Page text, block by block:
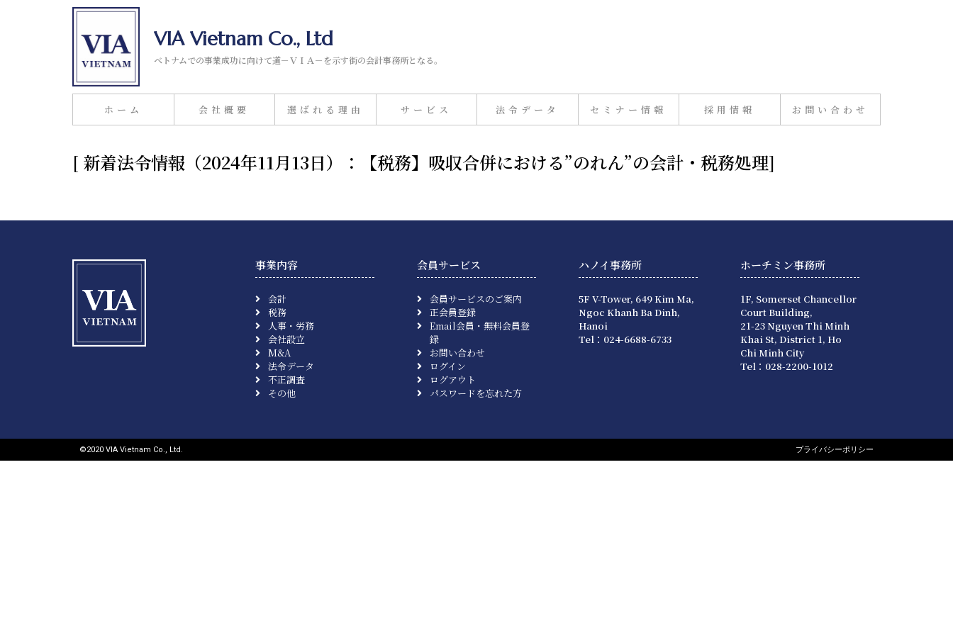
VIA Vietnam Co., Ltd
ベトナムでの事業成功に向けて道－ＶＩＡ－を示す街の会計事務所となる。
ホーム 会社概要 選ばれる理由 サービス 法令データ セミナー情報 採用情報 お問い合わせ
[ 新着法令情報（2024年11月13日）：【税務】吸収合併における”のれん”の会計・税務処理]
事業内容
会計
税務
人事・労務
会社設立
M&A
法令データ
不正調査
その他
会員サービス
会員サービスのご案内
正会員登録
Email会員・無料会員登
録
お問い合わせ
ログイン
ログアウト
パスワードを忘れた方
ハノイ事務所
5F V-Tower, 649 Kim Ma,
Ngoc Khanh Ba Dinh,
Hanoi
Tel：024-6688-6733
ホーチミン事務所
1F, Somerset Chancellor
Court Building,
21-23 Nguyen Thi Minh
Khai St, District 1, Ho
Chi Minh City
Tel：028-2200-1012
©︎2020 VIA Vietnam Co., Ltd. プライバシーポリシー